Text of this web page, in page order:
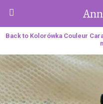
Back to Kolorówka Couleur